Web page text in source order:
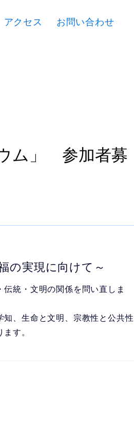
アクセス お問い合わせ
ム」 参加者募
の実現に向けて～
統・文明の関係を問い直しま
、生命と文明、宗教性と公共性
す。